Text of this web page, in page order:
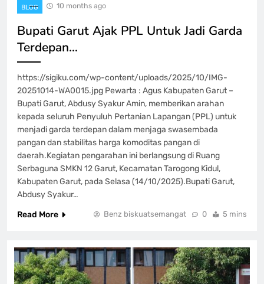
BLOG 10 months ago
‎Bupati Garut Ajak PPL Untuk Jadi Garda
Terdepan…
https://sigiku.com/wp-content/uploads/2025/10/IMG-
20251014-WA0015.jpg Pewarta : Agus Kabupaten Garut –
Bupati Garut, Abdusy Syakur Amin, memberikan arahan
kepada seluruh Penyuluh Pertanian Lapangan (PPL) untuk
menjadi garda terdepan dalam menjaga swasembada
pangan dan stabilitas harga komoditas pangan di
daerah.‎‎Kegiatan pengarahan ini berlangsung di Ruang
Serbaguna SMKN 12 Garut, Kecamatan Tarogong Kidul,
Kabupaten Garut, pada Selasa (14/10/2025).‎‎Bupati Garut,
Abdusy Syakur…
Read More
Benz biskuatsemangat 0 5 mins